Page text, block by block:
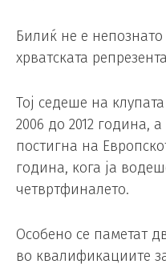
Билиќ не е непознато
хрватската
Тој седеше на
2006 до 2012 година, а
постигна на
година, кога ја
четвртфиналето.
Особено се паметат
во квалификациите